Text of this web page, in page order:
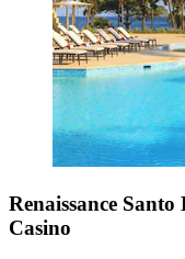
Renaissance
Casino